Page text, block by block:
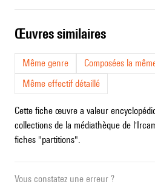
œuvres similaires
Même genre
Composées la
Même effectif détaillé
Cette fiche œuvre a valeur
collections de la médiathèque de
fiches "partitions".
Vous constatez une erreur ?